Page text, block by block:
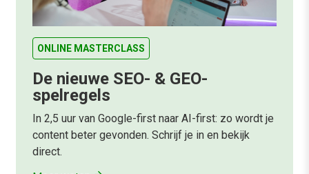
ONLINE MASTERCLASS
De nieuwe SEO- & GEO-
spelregels
In 2,5 uur van Google-first naar AI-first: zo wordt je
content beter gevonden. Schrijf je in en bekijk
direct.